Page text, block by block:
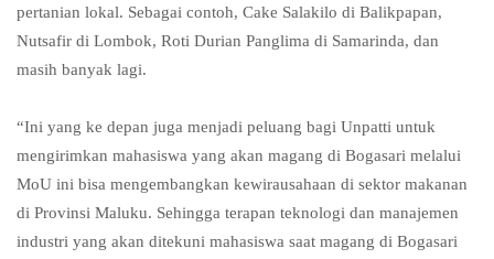
pertanian lokal. Sebagai contoh, Cake Salakilo di Balikpapan,
Nutsafir di Lombok, Roti Durian Panglima di Samarinda, dan
masih banyak lagi.
“Ini yang ke depan juga menjadi peluang bagi Unpatti untuk
mengirimkan mahasiswa yang akan magang di Bogasari melalui
MoU ini bisa mengembangkan kewirausahaan di sektor makanan
di Provinsi Maluku. Sehingga terapan teknologi dan manajemen
industri yang akan ditekuni mahasiswa saat magang di Bogasari